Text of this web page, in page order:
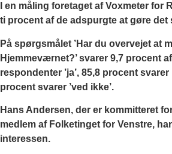
I en måling foretaget af Voxmeter for
ti procent af de adspurgte at gøre det
På spørgsmålet ’Har du overvejet at
Hjemmeværnet?’ svarer 9,7 procent
respondenter ’ja’, 85,8 procent svarer
procent svarer ’ved ikke’.
Hans Andersen, der er kommitteret
medlem af Folketinget for Venstre,
interessen.